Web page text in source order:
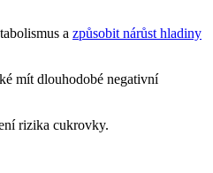
a způsobit nárůst hladiny
mít dlouhodobé negativní
rizika cukrovky.